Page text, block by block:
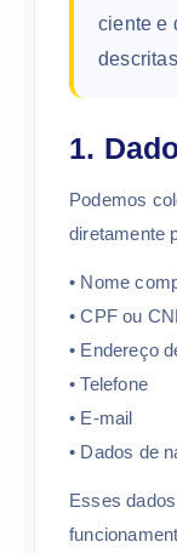
ciente e
1.
Podemos
diretamente
• Nome
• CPF ou
• Endereço
• Telefone
• E-mail
• Dados de
Esses